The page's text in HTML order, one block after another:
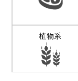
植物系